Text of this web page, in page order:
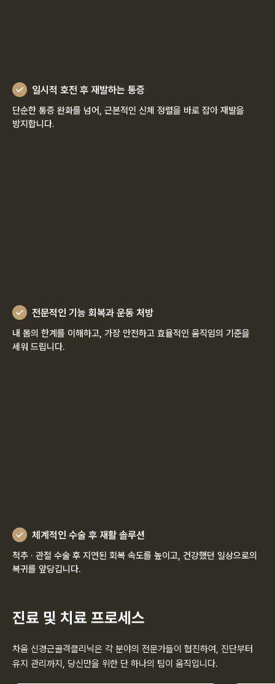
일시적 호전 후 재발하는 통증
단순한 통증 완화를 넘어, 근본적인 신체 정렬을 바로 잡아 재발을
방지합니다.
전문적인 기능 회복과 운동 처방
내 몸의 한계를 이해하고, 가장 안전하고 효율적인 움직임의 기준을
세워 드립니다.
체계적인 수술 후 재활 솔루션
척추 · 관절 수술 후 지연된 회복 속도를 높이고, 건강했던 일상으로의
복귀를 앞당깁니다.
진료 및 치료 프로세스
차움 신경근골격클리닉은 각 분야의 전문가들이 협진하여, 진단부터
유지 관리까지, 당신만을 위한 단 하나의 팀이 움직입니다.